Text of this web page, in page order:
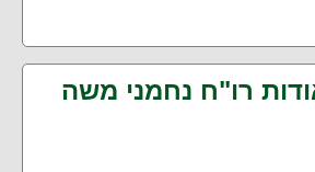
רו"ח נחמני משה